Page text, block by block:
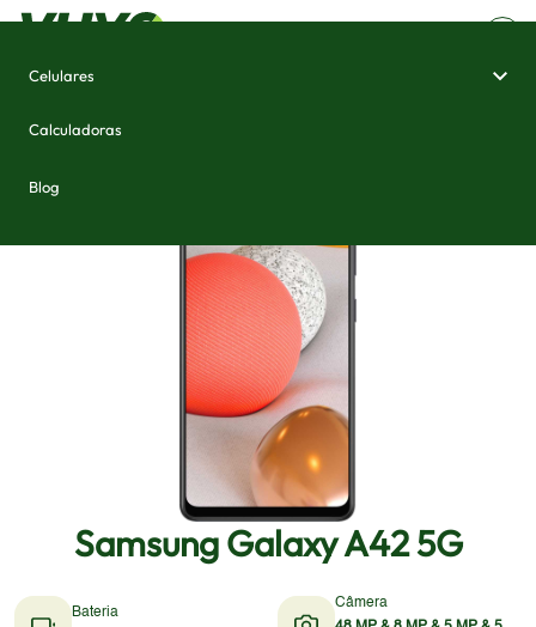
Celulares
Calculadoras
Blog
Samsung Galaxy A42 5G
Bateria
Câmera